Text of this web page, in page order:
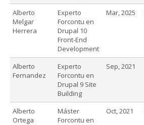
Alberto
Melgar
Herrera
Experto
Forcontu en
Drupal 10
Front-End
Development
Mar, 2025
Alberto
Fernandez
Experto
Forcontu en
Drupal 9 Site
Building
Sep, 2021
Alberto
Ortega
Máster
Forcontu en
Oct, 2021